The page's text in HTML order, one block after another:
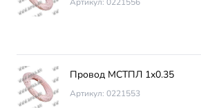
Провод МСТПЛ 1х0.35
Артикул: 0221553